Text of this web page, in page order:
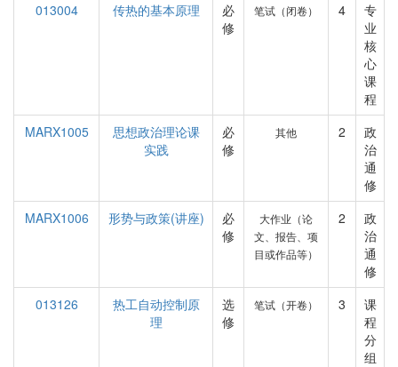
013004
传热的基本原理
必
修
笔试（闭卷） 4
专
业
核
心
课
程
MARX1005
思想政治理论课
实践
必
修
其他 2
政
治
通
修
MARX1006
形势与政策(讲座)
必
修
大作业（论
文、报告、项
目或作品等）
2
政
治
通
修
013126
热工自动控制原
理
选
修
笔试（开卷） 3
课
程
分
组